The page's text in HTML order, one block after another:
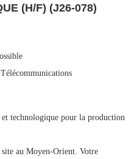
(H/F) (J26-078)
technologique pour la production
au Moyen-Orient. Votre